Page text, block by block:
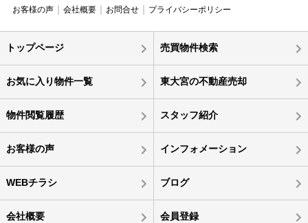
お客様の声
会社概要 お問合せ プライバシーポリシー
トップページ 売買物件検索
お気に入り物件一覧 東大宮の不動産売却
物件閲覧履歴 スタッフ紹介
お客様の声 インフォメーション
WEBチラシ ブログ
会社概要 会員登録